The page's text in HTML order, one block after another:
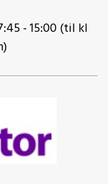
- 15:00 (til kl